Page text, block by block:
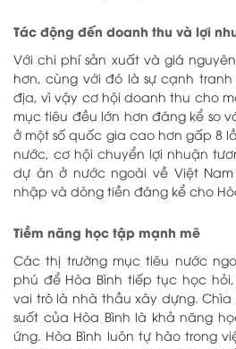
Tác động đến doanh thu và lợi
Với chi phí sản xuất và giá
hơn, cùng với đó là sự cạnh
địa, vì vậy cơ hội doanh thu cho
mục tiêu đều lớn hơn đáng kể so
ở một số quốc gia cao hơn gấp 8
nước, cơ hội chuyển lợi nhuận
dự án ở nước ngoài về Việt
nhập và dòng tiền đáng kể cho
Tiềm năng học tập mạnh mẽ
Các thị trường mục tiêu nước
phú để Hòa Bình tiếp tục học
vai trò là nhà thầu xây dựng.
suốt của Hòa Bình là khả năng
ứng. Hòa Bình luôn tự hào trong